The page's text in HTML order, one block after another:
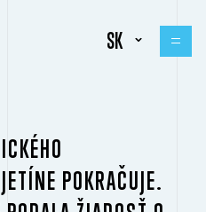
SK
POKRAČUJE.